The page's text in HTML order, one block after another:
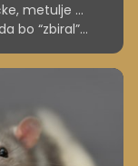
metulje …
bo “zbiral”